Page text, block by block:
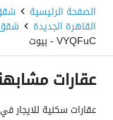
الصفحة الرئيسية
القاهرة الجديدة شقق
VYQFuC - بيوت
عقارات
عقارات سكنية للايجار